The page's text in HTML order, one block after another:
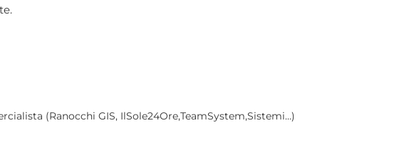
(Ranocchi GIS, IlSole24Ore,TeamSystem,Sistemi…)